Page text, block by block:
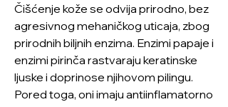
Čišćenje kože se odvija prirodno, bez
agresivnog mehaničkog uticaja, zbog
prirodnih biljnih enzima. Enzimi papaje i
enzimi pirinča rastvaraju keratinske
ljuske i doprinose njihovom pilingu.
Pored toga, oni imaju antiinflamatorno